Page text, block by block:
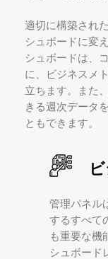
適切に構築され
シュボードに変
シュボードは、
に、ビジネスメ
立ちます。また
きる週次データ
ともできます。
管理パネル
するすべて
も重要な機
シュボード